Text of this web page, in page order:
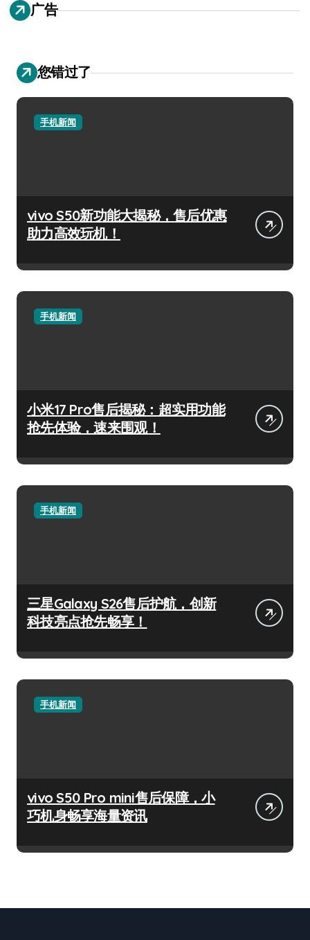
广告
您错过了
手机新闻
vivo S50新功能大揭秘，售后优惠
助力高效玩机！
手机新闻
小米17 Pro售后揭秘：超实用功能
抢先体验，速来围观！
手机新闻
三星Galaxy S26售后护航，创新
科技亮点抢先畅享！
手机新闻
vivo S50 Pro mini售后保障，小
巧机身畅享海量资讯